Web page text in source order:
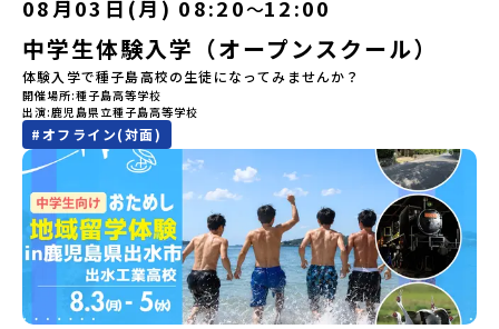
https://youtu.be/Yt8nd04aNgA?
si=e5erbspvwz5O8_uF【STEP 2】有田町プログラム説明会〜
「有田町」の内容を具体的に深掘りしたい方へ〜全体説明を聞いた
うえで、「有田町では具体的に何をするの？」「どんな町なの？」
という疑問にお答えする説明会です。有田町ならではの豊かな文化
や、2泊3日のプログラムの中身をたっぷりとお伝えします。日
時： 5月11日(月) 19：00〜19：40内 容： 有田町ってどんなとこ
ろ？、プログラム詳細解説、質疑応答お申し込み：https://c-
mirai.jp/events/068058お気軽にどうぞ！「はじめての一人旅だ
けど大丈夫？」「どんな体験ができるの？」そんな保護者様の不安
や、中学生のみなさんの素朴な疑問にスタッフが直接お答えしま
す。チャットでの質問も可能ですので、ぜひご自宅からリラックス
してご参加ください。▼お申し込み前に必ずご確認ください・参加
規約への同意プログラムへの参加申し込みいただく前に、「お申し
込みに関する各規約」への同意が必須となります。ご確認くださ
輩たちと過ごす時間です。 ただ校舎を眺める見学ではありません。
高校生が自ら企画したアクティビティを通じて、年の近い先輩たち
と本音で交流することができます。魅力的な大人たちと対話をしな
がら町の歴史や「生き方」を学ぶことができ、大充実の2泊3日にな
ること間違いなし！そんなユニークな魅力がたっぷりつまった北海
道平取町へ、人生の可能性をひらく特別な旅に出発しませんか？体
験のおすすめポイント体験プログラム内容（予定）＜1日目＞
（PM）「オリエンテーション・自己紹介ワーク」「高校生企画①-
遊び編-」 -平取高校生と仲を深める「びらとりの歴史・文化を知
る！アイヌ文化フィールドワーク」 -アイヌ文化博物館でアイヌ文
化を理解する -アイヌ伝統文化を感じるアクティビティ「1日を振
り返るーみんなで体験シェア」＜2日目＞（AM）「平取高校見学・
寮見学」 -平取高校の特徴を知る学校体験 -在校生との対話「高
校生企画②-町の紹介編-」 -ビンゴをしながら町を知ろう！（PM）
「自然と農を感じる！農業アクティビティ」 -平取特産の「びらと
は、日本全国約200の高校と連携し、地域の枠を超えて学校生活を送
る「地域みらい留学」をプチ体験できるプログラムです。はじめて
のひとり旅でも安心！現地でもスタッフがしっかりとサポートいた
します。今回のフィールドは「北海道 大樹町（たいきちょう）」北
海道の東部、十勝の南部に位置する大樹町（たいきちょう）。西に
日高山脈（ひだかさんみゃく）が連なり、東は太平洋に面した自然
豊かな町です。酪農を主体とした農業や漁業、林業が盛んであると
同時に、「宇宙に一番近い町」として航空宇宙産業の誘致を進める
ユニークな顔を持っています 。見上げるほど大きな山々が連なる
「日高山脈（ひだかさんみゃく）」の絶景！牛たちがのんびりと過
ごす放牧地や、海が見える珍しい温泉。日本一の清流に選ばれたこ
ともある「歴舟川（れきふねがわ）」。 他の地域では見ることので
きない圧倒的スケールの自然と、新しい産業が交差する瞬間を肌で
体感できる町です。北の大地で脈々と受け継がれる 「フロンティア
スピリッツ」を体感！ 「フロンティアスピリッツ（開拓者精神）」
08月03日(月) 08:20〜12:00
中学生体験入学（オープンスクール）
体験入学で種子島高校の生徒になってみませんか？
開催場所 種子島高等学校
出演 鹿児島県立種子島高等学校
#オフライン(対面)